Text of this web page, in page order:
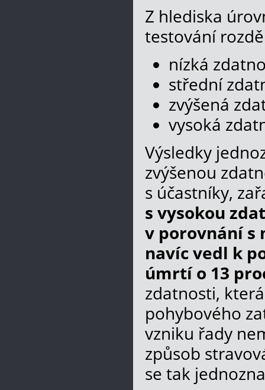
Z hlediska
testování
nízká
střední
zvýšená
vysoká
Výsledky
zvýšenou
s účastníky,
s vysokou
v porovnání s
navíc vedl k
úmrtí o 13
zdatnosti,
pohybového
vzniku řady
způsob
se tak